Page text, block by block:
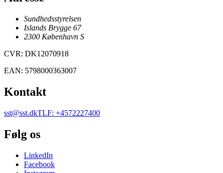
Sundhedsstyrelsen
Islands Brygge 67
2300 København S
CVR: DK12070918
EAN: 5798000363007
Kontakt
sst@sst.dkTLF: +4572227400
Følg os
LinkedIn
Facebook